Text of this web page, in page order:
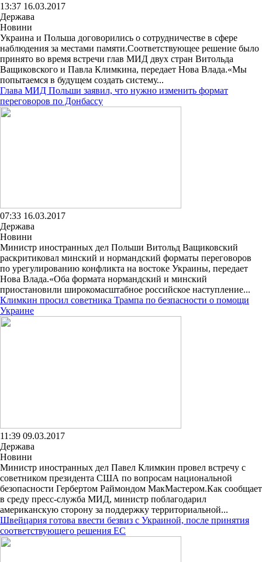
13:37 16.03.2017
Держава
Новини
Украина и Польша договорились о сотрудничестве в сфере
наблюдения за местами памяти.Соответствующее решение было
принято во время встречи глав МИД двух стран Витольда
Ващиковского и Павла Климкина, передает Нова Влада.«Мы
попытаемся в будущем создать систему...
Глава МИД Польши заявил, что нужно изменить формат
переговоров по Донбассу
07:33 16.03.2017
Держава
Новини
Министр иностранных дел Польши Витольд Ващиковский
раскритиковал минский и нормандский форматы переговоров
по урегулированию конфликта на востоке Украины, передает
Нова Влада.«Оба формата нормандский и минский
приостановили широкомасштабное российское наступление...
Климкин просил советника Трампа по безпасности о помощи
Украине
11:39 09.03.2017
Держава
Новини
Министр иностранных дел Павел Климкин провел встречу с
советником президента США по вопросам национальной
безопасности Гербертом Раймондом МакМастером.Как сообщает
в среду пресс-служба МИД, министр поблагодарил
американскую сторону за поддержку территориальной...
Швейцария готова ввести безвиз с Украиной, после принятия
соответствующего решения ЕС